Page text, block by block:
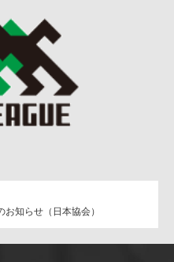
知らせ（日本協会）